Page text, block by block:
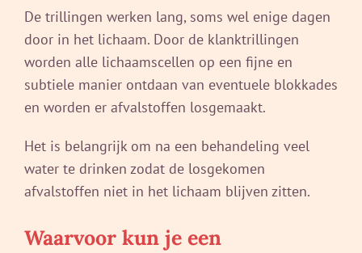
De trillingen werken lang, soms wel enige dagen
door in het lichaam. Door de klanktrillingen
worden alle lichaamscellen op een fijne en
subtiele manier ontdaan van eventuele blokkades
en worden er afvalstoffen losgemaakt.
Het is belangrijk om na een behandeling veel
water te drinken zodat de losgekomen
afvalstoffen niet in het lichaam blijven zitten.
Waarvoor kun je een